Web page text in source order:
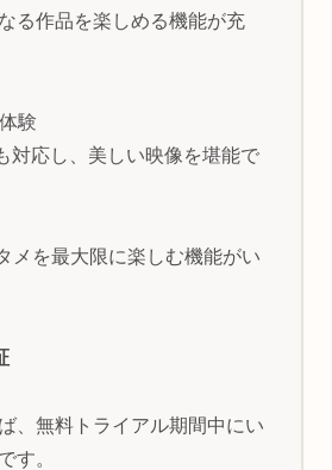
る作品を楽しめる機能が充
験
対応し、美しい映像を堪能で
メを最大限に楽しむ機能がい
、無料トライアル期間中にい
す。